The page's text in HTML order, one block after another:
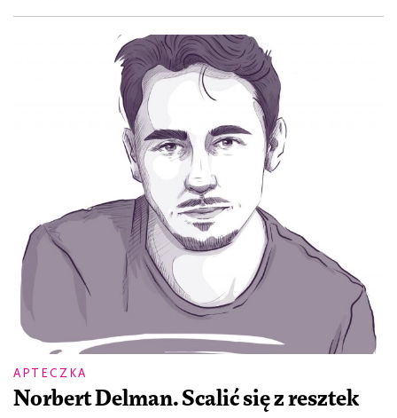
APTECZKA
Norbert Delman. Scalić się z resztek